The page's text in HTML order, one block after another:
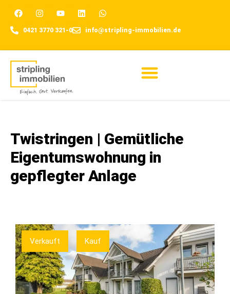
0421 3770 321-0 info@stripling-immobilien.de
Twistringen | Gemütliche
Eigentumswohnung in
gepflegter Anlage
Verkauft Kauf